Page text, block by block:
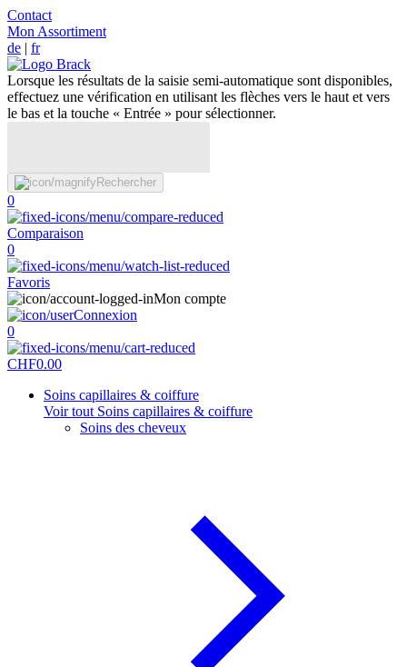
Contact
Mon Assortiment
de | fr
Lorsque les résultats de la saisie semi-automatique sont disponibles,
effectuez une vérification en utilisant les flèches vers le haut et vers
le bas et la touche « Entrée » pour sélectionner.
Rechercher
0
Comparaison
0
Favoris
Mon compte
Connexion
0
CHF0.00
Soins capillaires & coiffure
Voir tout Soins capillaires & coiffure
Soins des cheveux